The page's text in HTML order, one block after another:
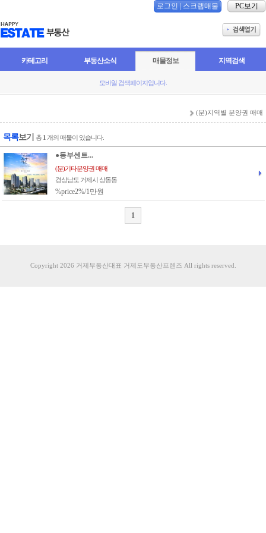
로그인 스크랩매물 PC보기
카테고리 부동산소식 매물정보 지역검색
모바일 검색페이지입니다.
(분)지역별 분양권 매매
목록보기 총 1 개의 매물이 있습니다.
●동부센트...
(분)기타분양권 매매
경상남도 거제시 상동동
%price2%/1만원
1
Copyright 2026 거제부동산대표 거제도부동산프렌즈 All rights reserved.